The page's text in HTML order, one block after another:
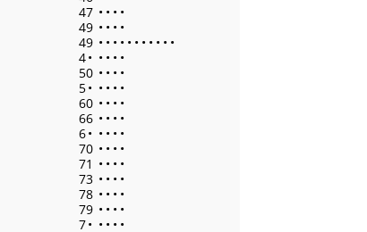
47 • • • •
49 • • • •
49 • • • • • • • • • • •
4• • • • •
50 • • • •
5• • • • •
60 • • • •
66 • • • •
6• • • • •
70 • • • •
71 • • • •
73 • • • •
78 • • • •
79 • • • •
7• • • • •